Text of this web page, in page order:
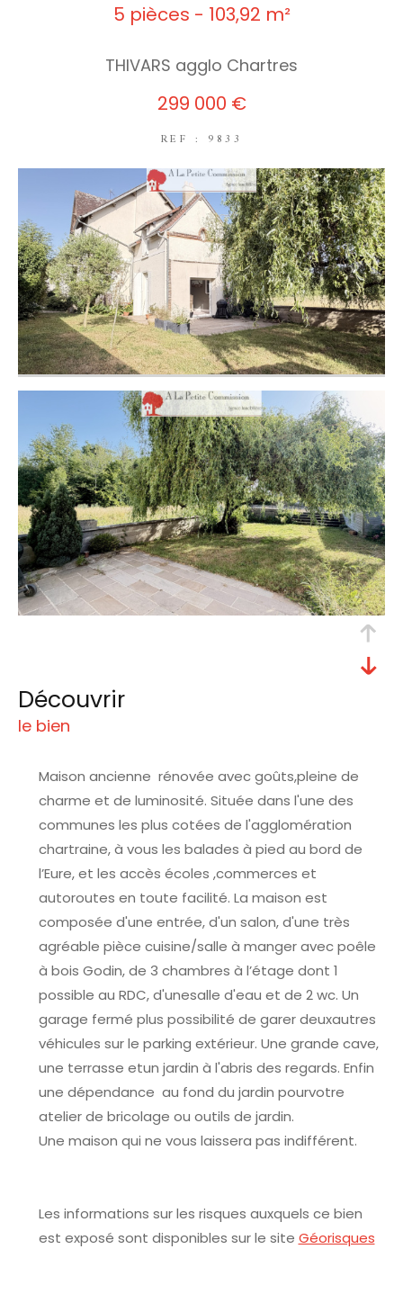
5 pièces - 103,92 m²
THIVARS agglo Chartres
299 000 €
REF : 9833
découvrir
le bien
Maison ancienne rénovée avec goûts,pleine de
charme et de luminosité. Située dans l'une des
communes les plus cotées de l'agglomération
chartraine, à vous les balades à pied au bord de
l’Eure, et les accès écoles ,commerces et
autoroutes en toute facilité. La maison est
composée d'une entrée, d'un salon, d'une très
agréable pièce cuisine/salle à manger avec poêle
à bois Godin, de 3 chambres à l’étage dont 1
possible au RDC, d'unesalle d'eau et de 2 wc. Un
garage fermé plus possibilité de garer deuxautres
véhicules sur le parking extérieur. Une grande cave,
une terrasse etun jardin à l'abris des regards. Enfin
une dépendance au fond du jardin pourvotre
atelier de bricolage ou outils de jardin.
Une maison qui ne vous laissera pas indifférent.
Les informations sur les risques auxquels ce bien
est exposé sont disponibles sur le site Géorisques